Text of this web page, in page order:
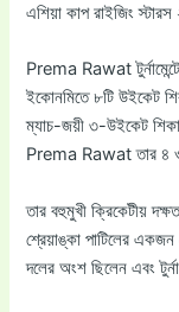
এশিয়া কাপ রাইজিং
Prema Rawat
ইকোনমিতে ৮টি উইকেট
ম্যাচ-জয়ী ৩-উইকেট
Prema Rawat তার ৪
তার বহুমুখী ক্রিকেটীয়
শ্রেয়াঙ্কা পাটিলের একজন
দলের অংশ ছিলেন এবং